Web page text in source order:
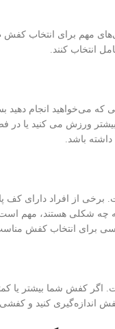
مهم برای انتخاب کفش
انتخاب کنند.
که می‌خواهید انجام دهید
بیشتر ورزش می کنید یا
باشد.
برخی از افراد دارای کف
چه شکلی هستند، مهم
برای انتخاب کفش
اگر کفش شما بیشتر یا
اندازه‌گیری کنید و